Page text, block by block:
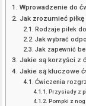
Wprowadzenie do
Jak zrozumieć
Rodzaje piłek
Jak wybrać
Jak zapewnić
Jakie są korzyści z
Jakie są kluczowe
Ćwiczenia
Przysiady z
Pompki z